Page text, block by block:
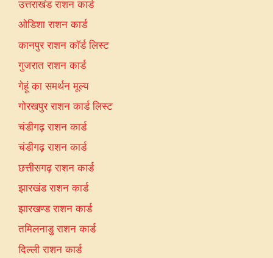
उत्तराखंड राशन कार्ड
ओडिशा राशन कार्ड
कानपुर राशन कॉर्ड लिस्ट
गुजरात राशन कार्ड
गेहूं का समर्थन मूल्य
गोरखपुर राशन कार्ड लिस्ट
चंडीगढ़ राशन कार्ड
चंडीगढ़ राशन कार्ड
छत्तीसगढ़ राशन कार्ड
झारखंड राशन कार्ड
झारखण्ड राशन कार्ड
तमिलनाडु राशन कार्ड
दिल्ली राशन कार्ड